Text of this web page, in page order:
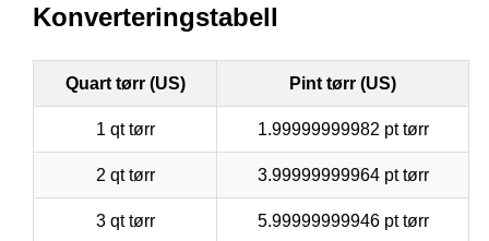
Konverteringstabell
Quart tørr (US) Pint tørr (US)
1 qt tørr 1.99999999982 pt tørr
2 qt tørr 3.99999999964 pt tørr
3 qt tørr 5.99999999946 pt tørr